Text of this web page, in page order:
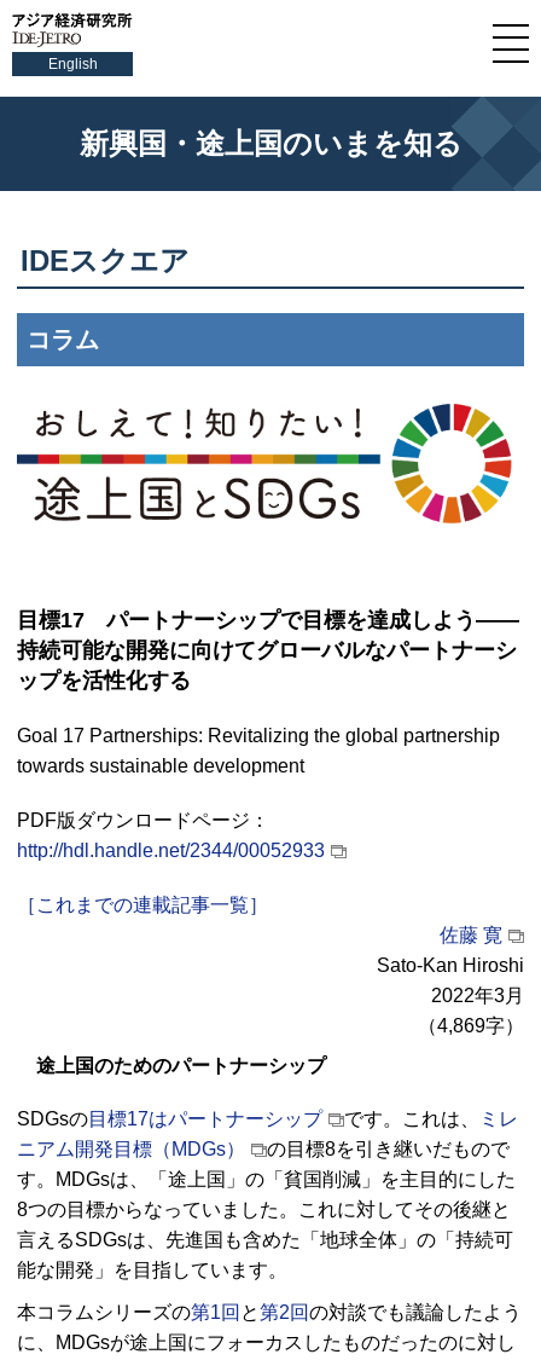
English
新興国・途上国のいまを知る
IDEスクエア
コラム
目標17 パートナーシップで目標を達成しよう――
持続可能な開発に向けてグローバルなパートナーシ
ップを活性化する
Goal 17 Partnerships: Revitalizing the global partnership
towards sustainable development
PDF版ダウンロードページ：
http://hdl.handle.net/2344/00052933
［これまでの連載記事一覧］
佐藤 寛
Sato-Kan Hiroshi
2022年3月
（4,869字）
途上国のためのパートナーシップ
SDGsの目標17はパートナーシップ です。これは、
ミレ
ニアム開発目標（MDGs）
の目標8を引き継いだもので
す。MDGsは、「途上国」の「貧国削減」を主目的にした
8つの目標からなっていました。これに対してその後継と
言えるSDGsは、先進国も含めた「地球全体」の「持続可
能な開発」を目指しています。
本コラムシリーズの第1回 と第2回の対談でも議論したよう
に、MDGsが途上国にフォーカスしたものだったのに対し